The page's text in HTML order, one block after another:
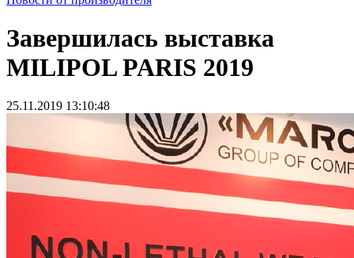
Завершилась выставка
MILIPOL PARIS 2019
25.11.2019 13:10:48